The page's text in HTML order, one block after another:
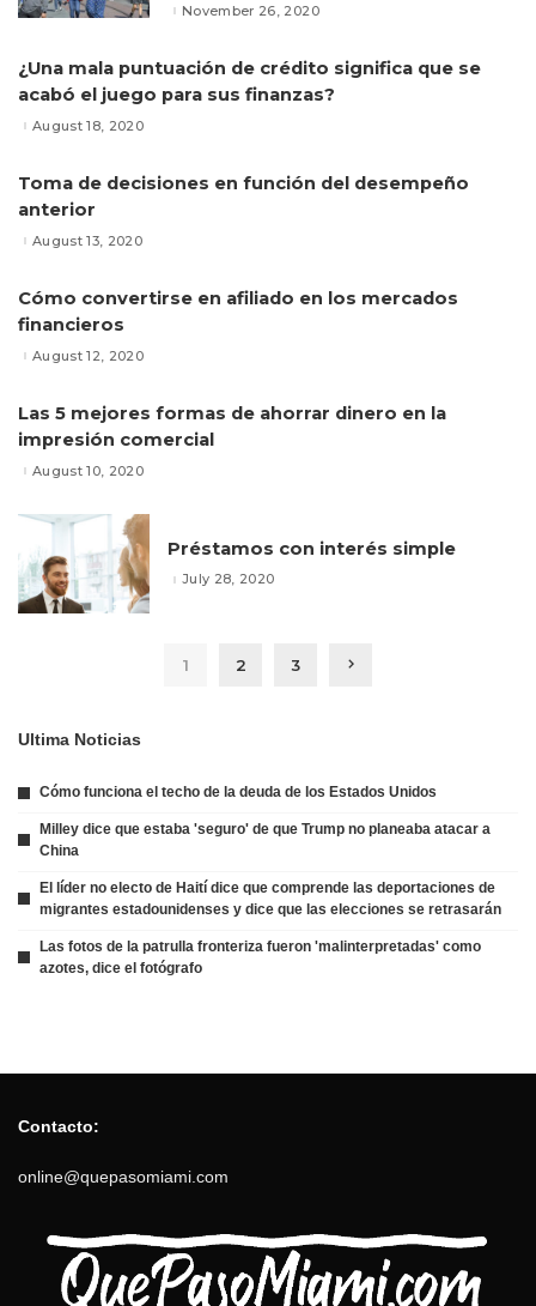
November 26, 2020
¿Una mala puntuación de crédito significa que se
acabó el juego para sus finanzas?
August 18, 2020
Toma de decisiones en función del desempeño
anterior
August 13, 2020
Cómo convertirse en afiliado en los mercados
financieros
August 12, 2020
Las 5 mejores formas de ahorrar dinero en la
impresión comercial
August 10, 2020
Préstamos con interés simple
July 28, 2020
1 2 3
Ultima Noticias
Cómo funciona el techo de la deuda de los Estados Unidos
Milley dice que estaba 'seguro' de que Trump no planeaba atacar a
China
El líder no electo de Haití dice que comprende las deportaciones de
migrantes estadounidenses y dice que las elecciones se retrasarán
Las fotos de la patrulla fronteriza fueron 'malinterpretadas' como
azotes, dice el fotógrafo
Contacto:
online@quepasomiami.com